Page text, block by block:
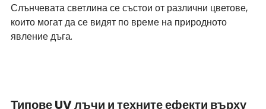
Слънчевата светлина се състои от различни цветове,
които могат да се видят по време на природното
явление дъга.
Типове UV лъчи и техните ефекти върху